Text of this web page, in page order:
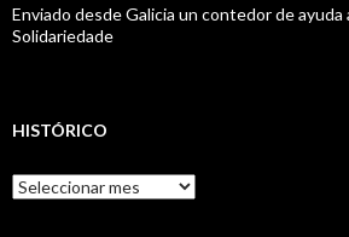
Enviado desde Galicia un contedor de ayuda
Solidariedade
HISTÓRICO
Histórico